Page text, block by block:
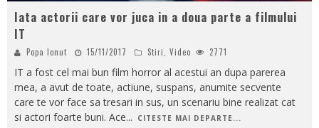
Iata actorii care vor juca in a doua parte a filmului
IT
Popa Ionut 15/11/2017 Stiri Video 2771
IT a fost cel mai bun film horror al acestui an dupa parerea
mea, a avut de toate, actiune, suspans, anumite secvente
care te vor face sa tresari in sus, un scenariu bine realizat cat
si actori foarte buni. Ace... CITESTE MAI DEPARTE...